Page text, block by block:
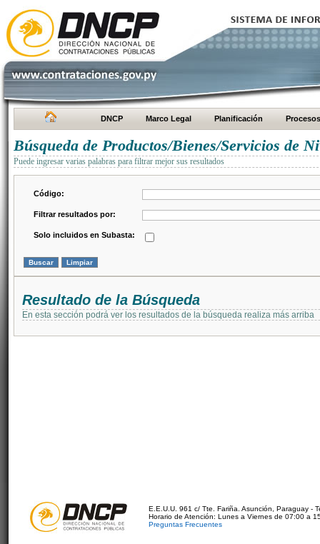
DNCP Marco Legal Planificación Procesos
Búsqueda de Productos/Bienes/Servicios de
Puede ingresar varias palabras para filtrar mejor sus resultados
Código:
Filtrar resultados por:
Solo incluidos en Subasta:
Resultado de la Búsqueda
En esta sección podrá ver los resultados de la búsqueda realiza más arriba
E.E.U.U. 961 c/ Tte. Fariña. Asunción, Paraguay -
Horario de Atención: Lunes a Viernes de 07:00 a
Preguntas Frecuentes